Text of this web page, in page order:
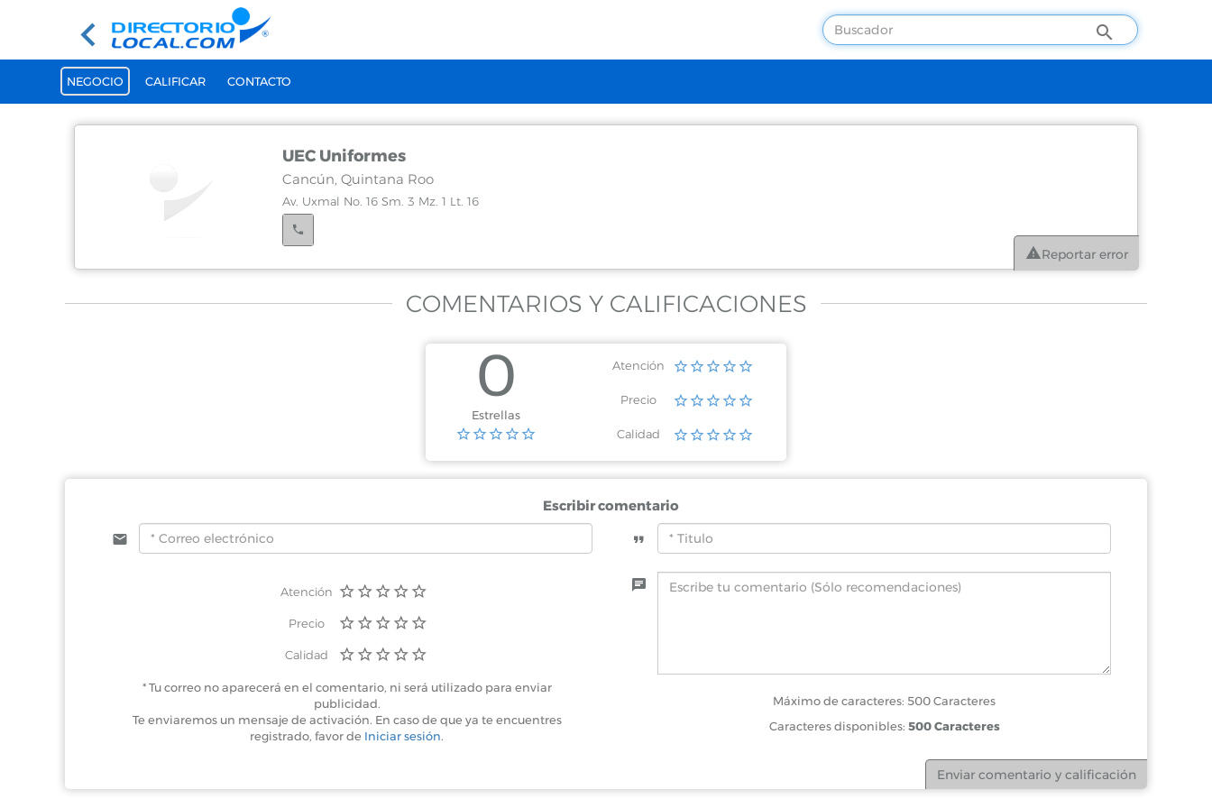
NEGOCIO CALIFICAR CONTACTO
UEC Uniformes
Cancún, Quintana Roo
Av. Uxmal No. 16 Sm. 3 Mz. 1 Lt. 16
Reportar error
COMENTARIOS Y CALIFICACIONES
0
Estrellas
Atención
Precio
Calidad
Escribir comentario
Atención
Precio
Calidad
* Tu correo no aparecerá en el comentario, ni será utilizado para enviar
publicidad.
Te enviaremos un mensaje de activación. En caso de que ya te encuentres
registrado, favor de Iniciar sesión.
Máximo de caracteres: 500 Caracteres
Caracteres disponibles: 500 Caracteres